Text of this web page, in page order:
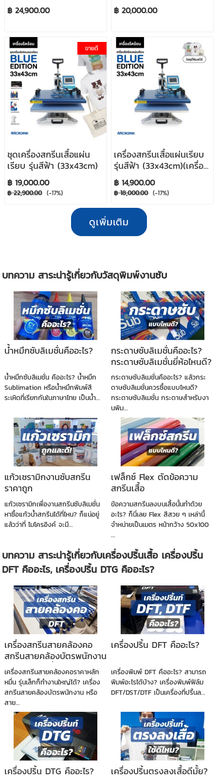
(33x43)
฿ 24,900.00
(เครื่องเปล่าไม่รวมของ
แถม)
฿ 20,000.00
ขายดี
ชุดเครื่องสกรีนเสื้อแผ่น
เรียบ รุ่นสีฟ้า (33x43cm)
฿ 19,000.00
฿ 22,900.00 (-17%)
เครื่องสกรีนเสื้อแผ่นเรียบ
รุ่นสีฟ้า (33x43cm)(เครื่อง
เปล่าไม่รวมของแถม)
฿ 14,900.00
฿ 18,000.00 (-17%)
ดูเพิ่มเติม
บทความ สาระน่ารู้เกี่ยวกับวัสดุพิมพ์งานซับ
น้ำหมึกซับลิเมชั่นคืออะไร?
น้ำหมึกซับลิเมชั่น คืออะไร? น้ำหมึก
Sublimation หรือน้ำหมึกพิมพ์สี
ระเหิดที่เรียกกันในภาษาไทย เป็นน้ำ...
กระดาษซับลิเมชั่นคืออะไร?
กระดาษซับลิเมชั่นยี่ห้อไหนดี?
กระดาษซับลิเมชั่นคืออะไร? แล้วกระ
ดาษซับลิเมชั่นควรซื้อแบบไหนดี?
กระดาษซับลิเมชั่น กระดาษสำหรับงา
นพิม...
แก้วเซรามิกงานซับสกรีน
ราคาถูก
แก้วเซรามิกเพื่องานสกรีนซับลิเมชั่น
หาซื้อแก้วน้ำสกรีนได้ที่ไหน? ก็แน่อยู่
แล้วว่าที่ ไมโครอิงค์ จะมี...
เฟล็กซ์ Flex ตัดข้อความ
สกรีนเสื้อ
ข้อความสกรีนลงบนเสื้อนั้นทำด้วย
อะไร? ก็นี่เลย Flex สีสวย ๆ เหล่านี้
จำหน่ายเป็นเมตร หน้ากว้าง 50x100
...
บทความ สาระน่ารู้เกี่ยวกับเครื่องปริ้นเสื้อ เครื่องปริ้น
DFT คืออะไร, เครื่องปริ้น DTG คืออะไร?
เครื่องสกรีนสายคล้องคอ
สกรีนสายคล้องบัตรพนักงาน
ต่อยอดร้านปริ้นบัตรพีวีซี
เครื่องสกรีนสายคล้องคอราคาหลัก
หมื่น รุ่นเล็กก็ทำงานใหญ่ได้? เครื่อง
สกรีนสายคล้องบัตรพนักงาน หรือ
สาย...
เครื่องปริ้น DFT คืออะไร?
เครื่องพิมพ์ DFT คืออะไร? สามารถ
พิมพ์อะไรได้บ้าง? เครื่องพิมพ์ฟิล์ม
DFT/DST/DTF เป็นเครื่องที่ปริ้นล...
เครื่องปริ้น DTG คืออะไร? เครื่องปริ้นตรงลงเสื้อดีมั้ย?